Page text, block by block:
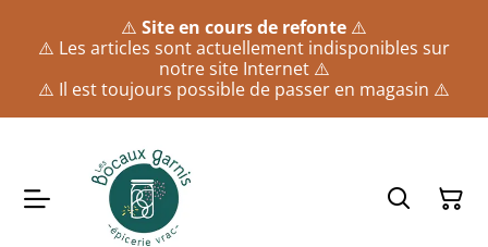
⚠️ Site en cours de refonte ⚠️
⚠️ Les articles sont actuellement indisponibles sur
notre site Internet ⚠️
⚠️ Il est toujours possible de passer en magasin ⚠️